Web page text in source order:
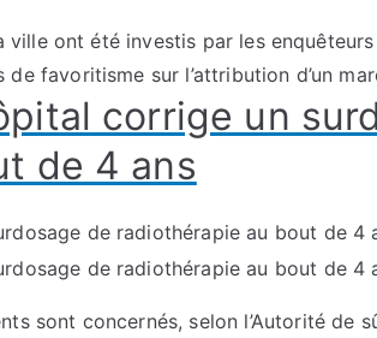
ville ont été investis par les
favoritisme sur l’attribution d’un
corrige un
de 4 ans
sont concernés, selon l’Autorité de